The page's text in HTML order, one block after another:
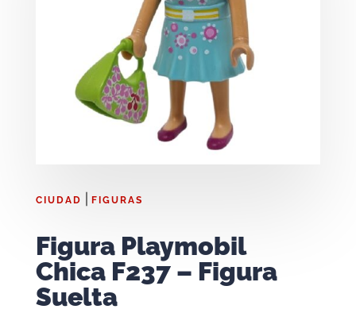
CIUDAD FIGURAS
Figura Playmobil
Chica F237 – Figura
Suelta